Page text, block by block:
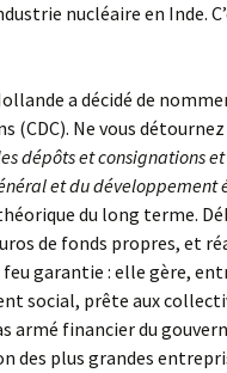
nucléaire en Inde.
a décidé de
(CDC). Ne vous
dépôts et consignations
et du développement
du long terme.
de fonds propres, et
garantie : elle gère,
social, prête aux
armé financier du
des plus grandes